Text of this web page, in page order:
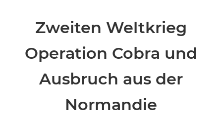
Zweiten Weltkrieg
Operation Cobra und
Ausbruch aus der
Normandie